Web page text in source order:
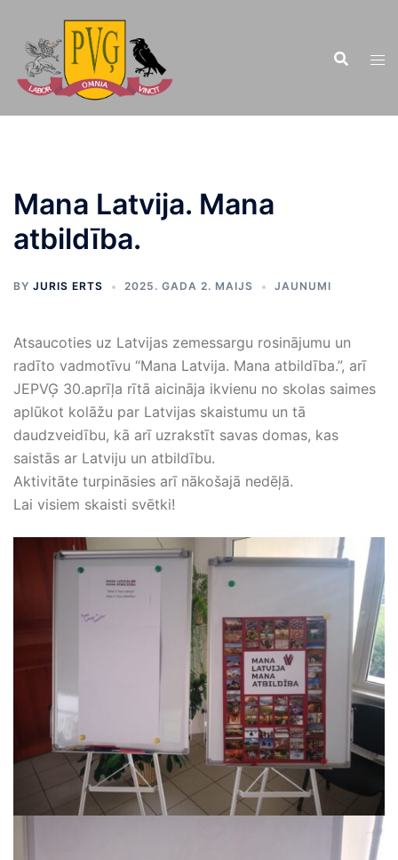
saturu
Mana Latvija. Mana
atbildība.
BY JURIS ERTS 2025. GADA 2. MAIJS JAUNUMI
Atsaucoties uz Latvijas zemessargu rosinājumu un
radīto vadmotīvu “Mana Latvija. Mana atbildība.”, arī
JEPVĢ 30.aprīļa rītā aicināja ikvienu no skolas saimes
aplūkot kolāžu par Latvijas skaistumu un tā
daudzveidību, kā arī uzrakstīt savas domas, kas
saistās ar Latviju un atbildību.
Aktivitāte turpināsies arī nākošajā nedēļā.
Lai visiem skaisti svētki!